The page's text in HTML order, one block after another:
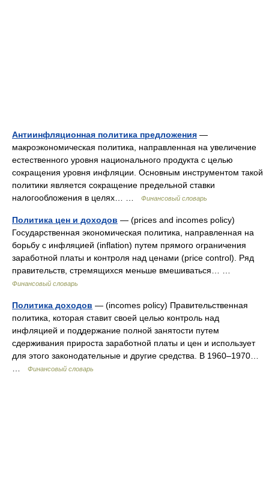
Антиинфляционная политика предложения —
макроэкономическая политика, направленная на увеличение
естественного уровня национального продукта с целью
сокращения уровня инфляции. Основным инструментом такой
политики является сокращение предельной ставки
налогообложения в целях… …
Финансовый словарь
Политика цен и доходов — (prices and incomes policy)
Государственная экономическая политика, направленная на
борьбу с инфляцией (inflation) путем прямого ограничения
заработной платы и контроля над ценами (price control). Ряд
правительств, стремящихся меньше вмешиваться… …
Финансовый словарь
Политика доходов — (incomes policy) Правительственная
политика, которая ставит своей целью контроль над
инфляцией и поддержание полной занятости путем
сдерживания прироста заработной платы и цен и использует
для этого законодательные и другие средства. В 1960–1970…
Финансовый словарь